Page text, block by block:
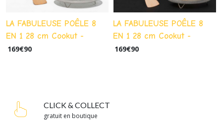
LA FABULEUSE POÊLE 8
EN 1 28 cm Cookut -
Meringue
169€90
LA FABULEUSE POÊLE 8
EN 1 28 cm Cookut -
Météor
169€90
CLICK & COLLECT
gratuit en boutique